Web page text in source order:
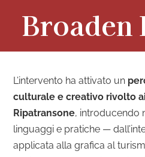
L’intervento ha attivato un
culturale e creativo rivolto
Ripatransone, introducendo
linguaggi e pratiche —
applicata alla grafica al